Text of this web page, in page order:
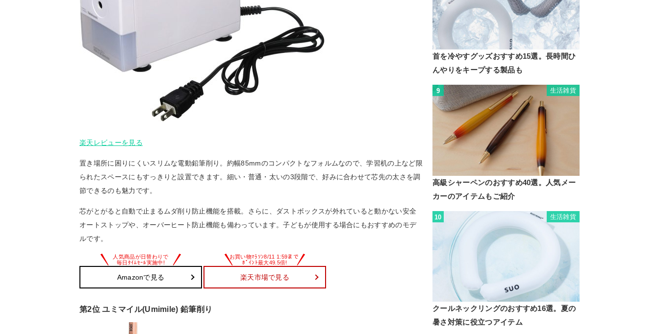
楽天レビューを見る
置き場所に困りにくいスリムな電動鉛筆削り。約幅85mmのコンパクトなフォルムなので、学習机の上など限
られたスペースにもすっきりと設置できます。細い・普通・太いの3段階で、好みに合わせて芯先の太さを調
節できるのも魅力です。
芯がとがると自動で止まるムダ削り防止機能を搭載。さらに、ダストボックスが外れていると動かない安全
オートストップや、オーバーヒート防止機能も備わっています。子どもが使用する場合にもおすすめのモデ
ルです。
Amazonで見る 楽天市場で見る
第2位 ユミマイル(Umimile) 鉛筆削り
首を冷やすグッズおすすめ15選。長時間ひ
んやりをキープする製品も
9 生活雑貨
高級シャーペンのおすすめ40選。人気メー
カーのアイテムもご紹介
10 生活雑貨
クールネックリングのおすすめ16選。夏の
暑さ対策に役立つアイテム